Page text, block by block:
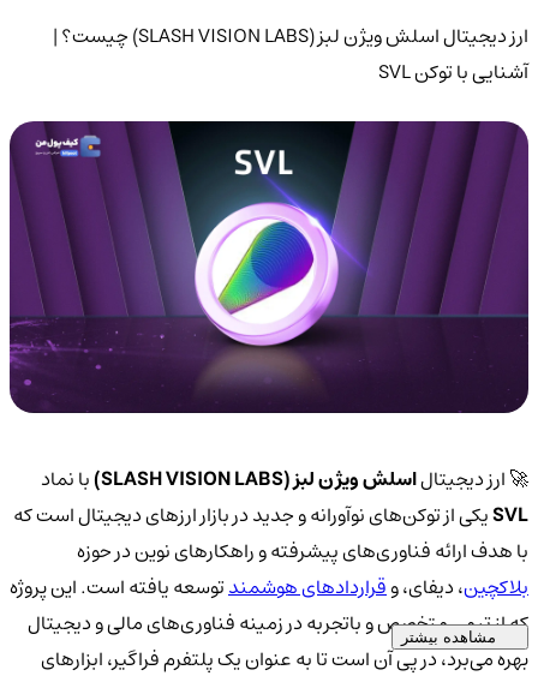
ارز دیجیتال اسلش ویژن لبز (SLASH VISION LABS) چیست؟ |
آشنایی با توکن SVL
🚀 ارز دیجیتالاسلش ویژن لبز (SLASH VISION LABS)
با نماد
SVLیکی از توکن‌های نوآورانه و جدید در بازار ارزهای دیجیتال است که
با هدف ارائه فناوری‌های پیشرفته و راهکارهای نوین در حوزه
بلاکچین، دیفای، وقراردادهای هوشمندتوسعه یافته است. این پروژه
که از تیمی متخصص و باتجربه در زمینه فناوری‌های مالی و دیجیتال
بهره می‌برد، در پی آن است تا به عنوان یک پلتفرم فراگیر، ابزارهای
مشاهده بیشتر